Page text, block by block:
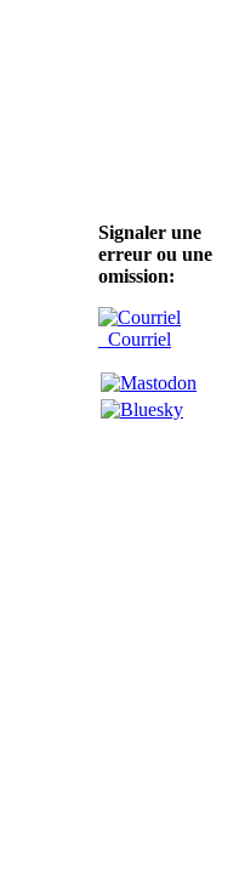
Signaler une
erreur ou une
omission:
Courriel